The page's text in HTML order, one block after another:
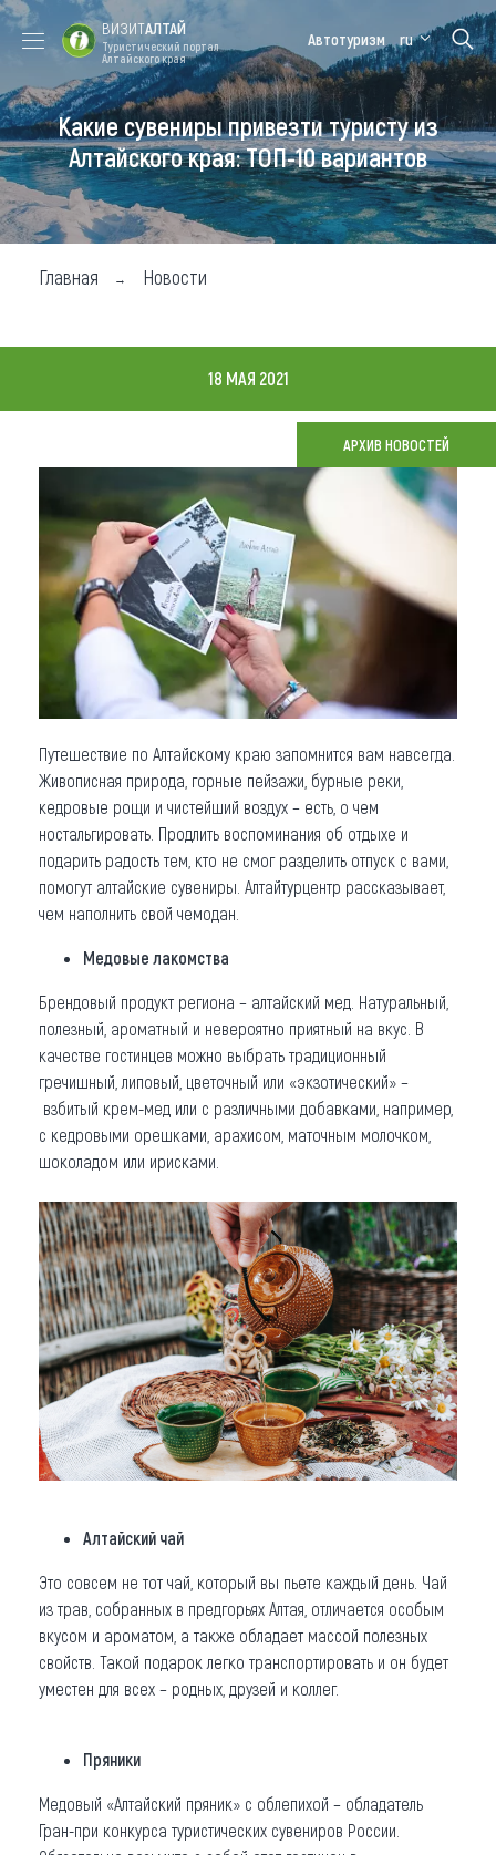
Форум VISIT
ALTAI
Цветение
маральника
Медицинский
форум
Алтайская
зимовка
Туры
Где побывать
Чем заняться
Где остановиться
Что привезти (сувениры)
О регионе
Коллекция впечатлений
Другие рубрики
ВИЗИТАЛТАЙ
Туристический портал
Алтайского края
Автотуризм ru
Какие сувениры привезти туристу из
Алтайского края: ТОП-10 вариантов
Главная Новости
18 МАЯ 2021
АРХИВ НОВОСТЕЙ
Путешествие по Алтайскому краю запомнится вам навсегда.
Живописная природа, горные пейзажи, бурные реки,
кедровые рощи и чистейший воздух – есть, о чем
ностальгировать. Продлить воспоминания об отдыхе и
подарить радость тем, кто не смог разделить отпуск с вами,
помогут алтайские сувениры. Алтайтурцентр рассказывает,
чем наполнить свой чемодан.
Медовые лакомства
Брендовый продукт региона – алтайский мед. Натуральный,
полезный, ароматный и невероятно приятный на вкус. В
качестве гостинцев можно выбрать традиционный
гречишный, липовый, цветочный или «экзотический» –
взбитый крем-мед или с различными добавками, например,
с кедровыми орешками, арахисом, маточным молочком,
шоколадом или ирисками.
Алтайский чай
Это совсем не тот чай, который вы пьете каждый день. Чай
из трав, собранных в предгорьях Алтая, отличается особым
вкусом и ароматом, а также обладает массой полезных
свойств. Такой подарок легко транспортировать и он будет
уместен для всех – родных, друзей и коллег.
Пряники
Медовый «Алтайский пряник» с облепихой – обладатель
Гран-при конкурса туристических сувениров России.